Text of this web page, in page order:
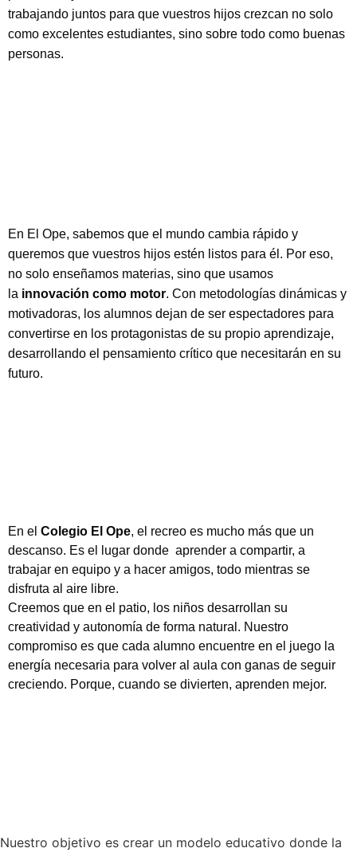
trabajando juntos para que vuestros hijos crezcan no solo
como excelentes estudiantes, sino sobre todo como buenas
personas.
En El Ope, sabemos que el mundo cambia rápido y
queremos que vuestros hijos estén listos para él. Por eso,
no solo enseñamos materias, sino que usamos
la innovación como motor. Con metodologías dinámicas y
motivadoras, los alumnos dejan de ser espectadores para
convertirse en los protagonistas de su propio aprendizaje,
desarrollando el pensamiento crítico que necesitarán en su
futuro.
En el Colegio El Ope, el recreo es mucho más que un
descanso. Es el lugar donde aprender a compartir, a
trabajar en equipo y a hacer amigos, todo mientras se
disfruta al aire libre.
Creemos que en el patio, los niños desarrollan su
creatividad y autonomía de forma natural. Nuestro
compromiso es que cada alumno encuentre en el juego la
energía necesaria para volver al aula con ganas de seguir
creciendo. Porque, cuando se divierten, aprenden mejor.
Nuestro objetivo es crear un modelo educativo donde la